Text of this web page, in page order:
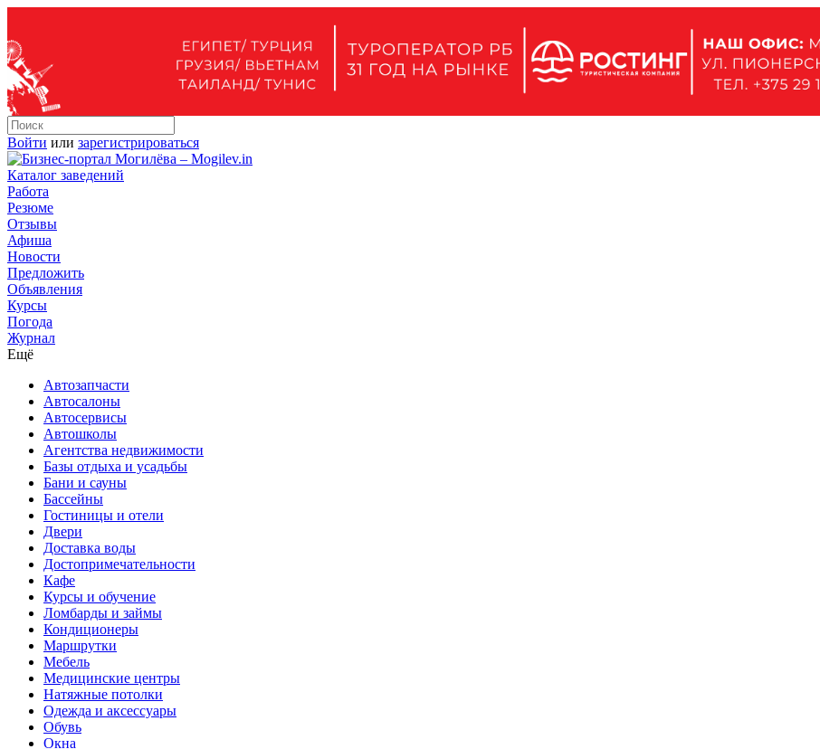
Войти или зарегистрироваться
Каталог заведений
Работа
Резюме
Отзывы
Афиша
Новости
Предложить
Объявления
Курсы
Погода
Журнал
Ещё
Автозапчасти
Автосалоны
Автосервисы
Автошколы
Агентства недвижимости
Базы отдыха и усадьбы
Бани и сауны
Бассейны
Гостиницы и отели
Двери
Доставка воды
Достопримечательности
Кафе
Курсы и обучение
Ломбарды и займы
Кондиционеры
Маршрутки
Мебель
Медицинские центры
Натяжные потолки
Одежда и аксессуары
Обувь
Окна